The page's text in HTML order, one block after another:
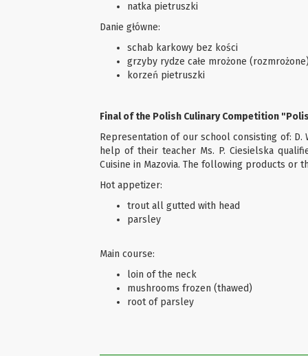
natka pietruszki
Danie główne:
schab karkowy bez kości
grzyby rydze całe mrożone
korzeń pietruszki
Final of the Polish Culinary Competition
Representation of our school consisting of: D.
help of their teacher Ms. P. Ciesielska
Cuisine in Mazovia. The following products or
Hot appetizer:
trout all gutted with head
parsley
Main course:
loin of the neck
mushrooms frozen (thawed)
root of parsley